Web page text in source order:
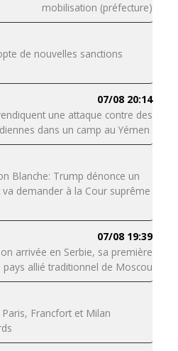
mobilisation (préfecture)
de nouvelles sanctions
07/08 20:14
une attaque contre des
dans un camp au Yémen
Blanche: Trump dénonce un
demander à la Cour suprême
07/08 19:39
arrivée en Serbie, sa première
pays allié traditionnel de Moscou
Francfort et Milan